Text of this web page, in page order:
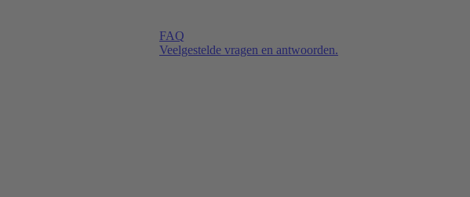
FAQ
Veelgestelde vragen en antwoorden.